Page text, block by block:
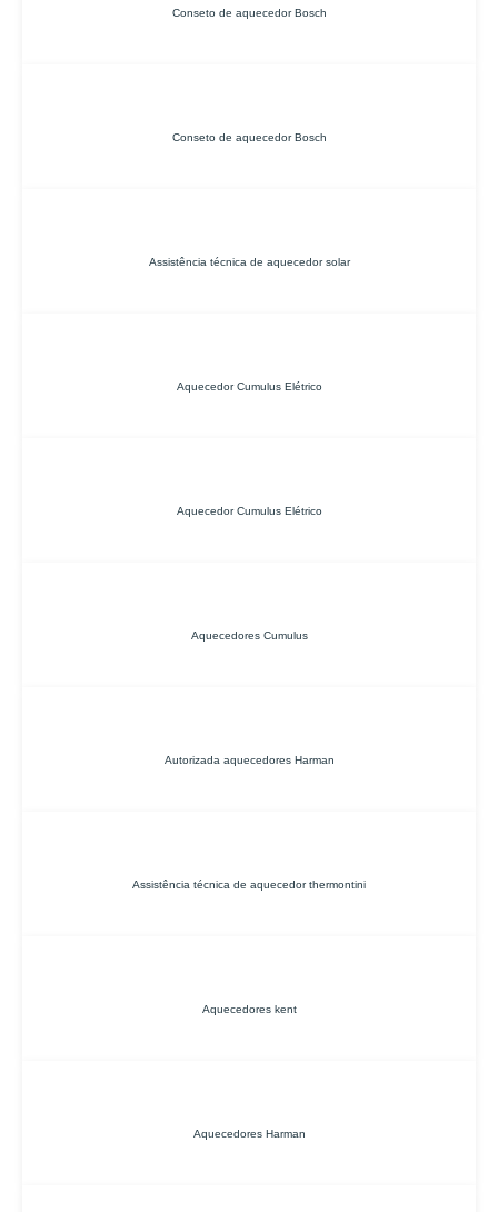
Conseto de aquecedor Bosch
Conseto de aquecedor Bosch
Assistência técnica de aquecedor solar
Aquecedor Cumulus Elétrico
Aquecedor Cumulus Elétrico
Aquecedores Cumulus
Autorizada aquecedores Harman
Assistência técnica de aquecedor thermontini
Aquecedores kent
Aquecedores Harman